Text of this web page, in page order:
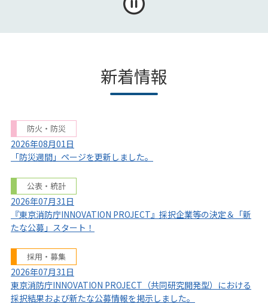
新着情報
防火・防災
2026年08月01日
「防災週間」ページを更新しました。
公表・統計
2026年07月31日
『東京消防庁INNOVATION PROJECT』採択企業等の決定＆「新
たな公募」スタート！
採用・募集
2026年07月31日
東京消防庁INNOVATION PROJECT（共同研究開発型）における
採択結果および新たな公募情報を掲示しました。